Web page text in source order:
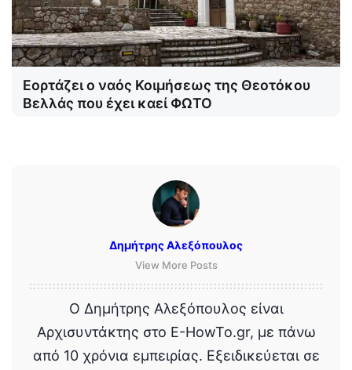
Εορτάζει ο ναός Κοιμήσεως της Θεοτόκου
Βελλάς που έχει καεί ΦΩΤΟ
Δημήτρης Αλεξόπουλος
View More Posts
Ο Δημήτρης Αλεξόπουλος είναι
Αρχισυντάκτης στο E-HowTo.gr, με πάνω
από 10 χρόνια εμπειρίας. Εξειδικεύεται σε